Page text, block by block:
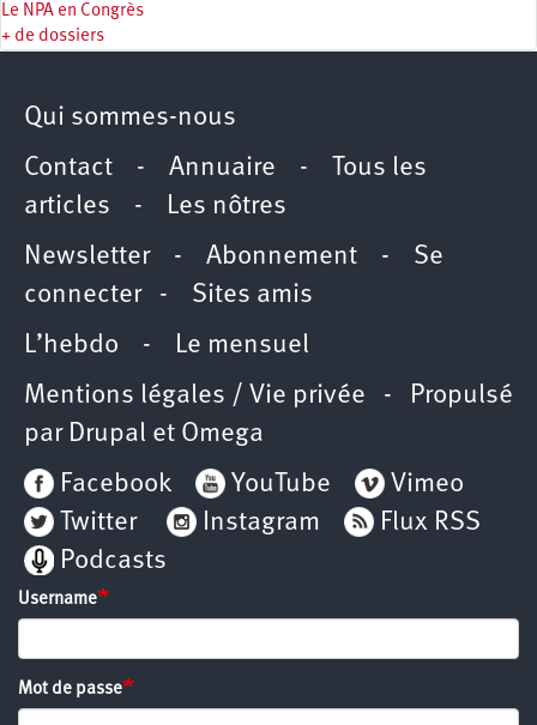
Le NPA en Congrès
+ de dossiers
Qui sommes-nous
Contact - Annuaire -
Tous les
articles - Les nôtres
Newsletter- Abonnement - Se
connecter- Sites amis
L’hebdo - Le mensuel
Mentions légales / Vie privée - Propulsé
par Drupal et Omega
Facebook
YouTube
Vimeo
Twitter
Instagram
Flux RSS
Podcasts
Username
Mot de passe